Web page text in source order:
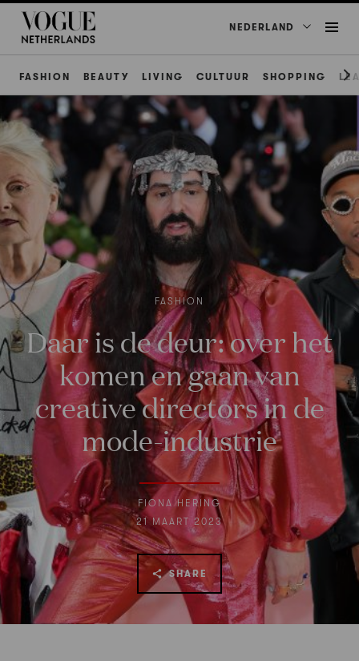
NEDERLAND
FASHION BEAUTY LIVING CULTUUR SHOPPING
FASHION
Daar is de deur: over het
komen en gaan van
creative directors in de
mode-industrie
FIONA HERING
21 MAART 2023
SHARE